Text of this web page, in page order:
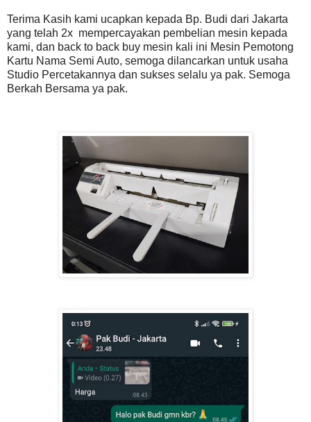
Terima Kasih kami ucapkan kepada Bp. Budi dari Jakarta
yang telah 2x mempercayakan pembelian mesin kepada
kami, dan back to back buy mesin kali ini Mesin Pemotong
Kartu Nama Semi Auto, semoga dilancarkan untuk usaha
Studio Percetakannya dan sukses selalu ya pak. Semoga
Berkah Bersama ya pak.